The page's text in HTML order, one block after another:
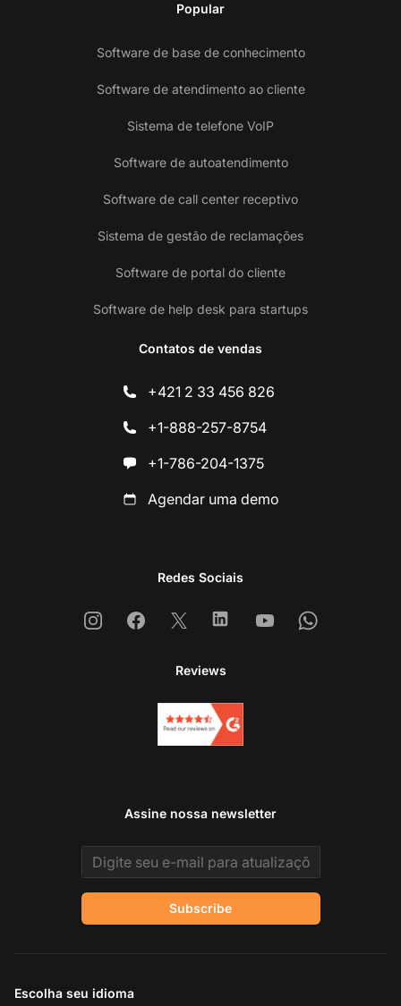
Popular
Software de base de conhecimento
Software de atendimento ao cliente
Sistema de telefone VoIP
Software de autoatendimento
Software de call center receptivo
Sistema de gestão de reclamações
Software de portal do cliente
Software de help desk para startups
Contatos de vendas
+421 2 33 456 826
+1-888-257-8754
+1-786-204-1375
Agendar uma demo
Redes Sociais
InstagramFacebook
X LinkedinYoutubeWhatsapp
Reviews
Assine nossa newsletter
Email address
Subscribe
Escolha seu idioma